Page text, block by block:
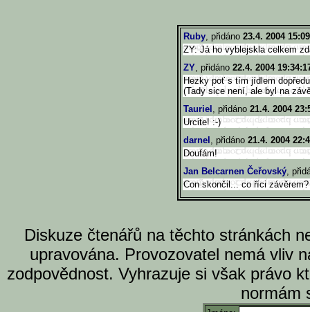
Ruby, přidáno 23.4. 2004
ZY: Já ho vyblejskla celkem
ZY, přidáno 22.4. 2004
Hezky poť s tím jídlem
(Tady sice není, ale byl na
Tauriel , přidáno 21.4. 2004
Urcite! :-)
darnel , přidáno 21.4. 2004
Doufám!
Jan Belcarnen Čeřovský,
Con skončil... co říci
Diskuze čtenářů na těchto stránkách
upravována. Provozovatel nemá vliv
zodpovědnost. Vyhrazuje si však právo
normám